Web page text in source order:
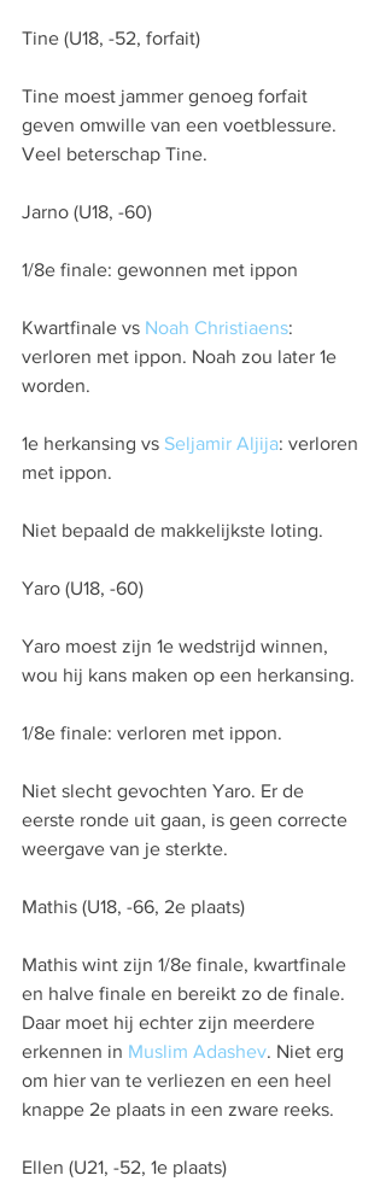
Tine (U18, -52, forfait)
Tine moest jammer genoeg forfait
geven omwille van een voetblessure.
Veel beterschap Tine.
Jarno (U18, -60)
1/8e finale: gewonnen met ippon
Kwartfinale vs Noah Christiaens:
verloren met ippon. Noah zou later 1e
worden.
1e herkansing vs Seljamir Aljija: verloren
met ippon.
Niet bepaald de makkelijkste loting.
Yaro (U18, -60)
Yaro moest zijn 1e wedstrijd winnen,
wou hij kans maken op een herkansing.
1/8e finale: verloren met ippon.
Niet slecht gevochten Yaro. Er de
eerste ronde uit gaan, is geen correcte
weergave van je sterkte.
Mathis (U18, -66, 2e plaats)
Mathis wint zijn 1/8e finale, kwartfinale
en halve finale en bereikt zo de finale.
Daar moet hij echter zijn meerdere
erkennen in Muslim Adashev. Niet erg
om hier van te verliezen en een heel
knappe 2e plaats in een zware reeks.
Ellen (U21, -52, 1e plaats)